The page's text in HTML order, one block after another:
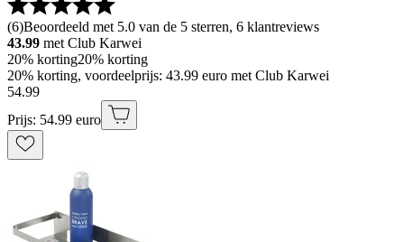
(6)Beoordeeld met 5.0 van de 5 sterren, 6 klantreviews
43.99 met Club Karwei
20% korting20% korting
20% korting, voordeelprijs: 43.99 euro met Club Karwei
54.99
Prijs: 54.99 euro